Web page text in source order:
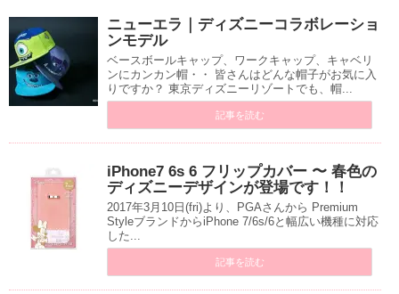
ニューエラ｜ディズニーコラボレーショ
ンモデル
ベースボールキャップ、ワークキャップ、キャベリ
ンにカンカン帽・・ 皆さんはどんな帽子がお気に入
りですか？ 東京ディズニーリゾートでも、帽...
記事を読む
iPhone7 6s 6 フリップカバー 〜 春色の
ディズニーデザインが登場です！！
2017年3月10日(fri)より、PGAさんから Premium
StyleブランドからiPhone 7/6s/6と幅広い機種に対応
した...
記事を読む